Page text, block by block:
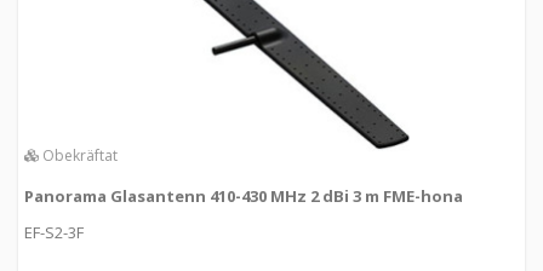
Obekräftat
Panorama Glasantenn 410-430 MHz 2 dBi 3 m FME-hona
EF-S2-3F